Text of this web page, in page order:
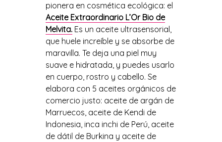
pionera en cosmética ecológica: el
Aceite Extraordinario L’OrBio de
Melvita. Es un aceite ultrasensorial,
que huele increíble y se absorbe de
maravilla. Te deja una piel muy
suave e hidratada, y puedes usarlo
en cuerpo, rostro y cabello. Se
elabora con 5 aceites orgánicos de
comercio justo: aceite de argán de
Marruecos, aceite de Kendi de
Indonesia, inca inchi de Perú, aceite
de dátil de Burkina y aceite de